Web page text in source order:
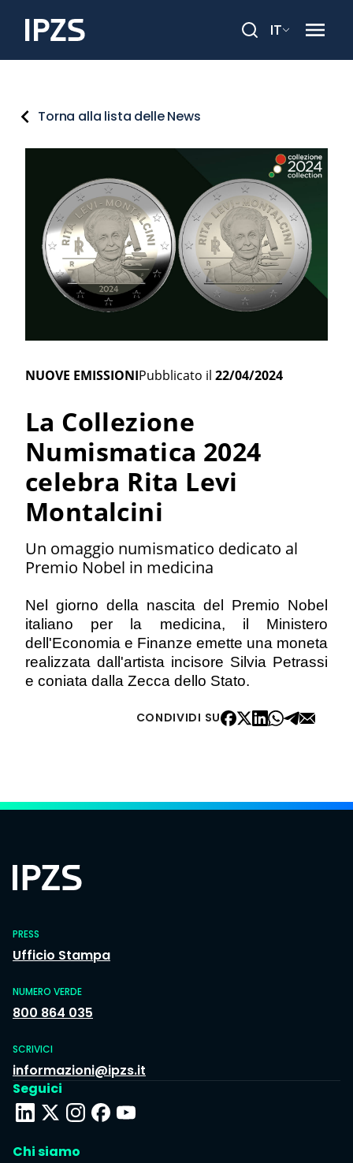
Cerca
IT
Torna alla lista delle News
NUOVE EMISSIONIPubblicato il 22/04/2024
La Collezione
Numismatica 2024
celebra Rita Levi
Montalcini
Un omaggio numismatico dedicato al
Premio Nobel in medicina
Nel giorno della nascita del Premio Nobel
italiano per la medicina, il Ministero
dell'Economia e Finanze emette una moneta
realizzata dall'artista incisore Silvia Petrassi
e coniata dalla Zecca dello Stato.
CONDIVIDI SU
PRESS
Ufficio Stampa
NUMERO VERDE
800 864 035
SCRIVICI
informazioni@ipzs.it
Seguici
Chi siamo